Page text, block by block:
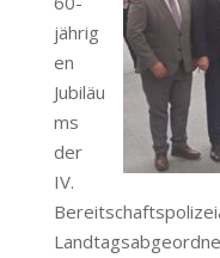
jährig
en
Jubiläu
ms
der
IV.